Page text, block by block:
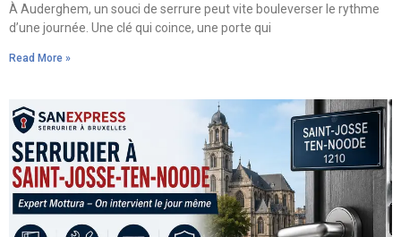
À Auderghem, un souci de serrure peut vite bouleverser le rythme
d’une journée. Une clé qui coince, une porte qui
Read More »